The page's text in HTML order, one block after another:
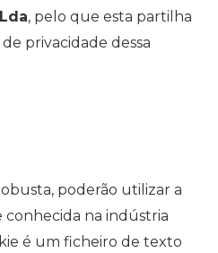
, pelo que esta partilha
privacidade dessa
poderão utilizar a
na indústria
é um ficheiro de texto